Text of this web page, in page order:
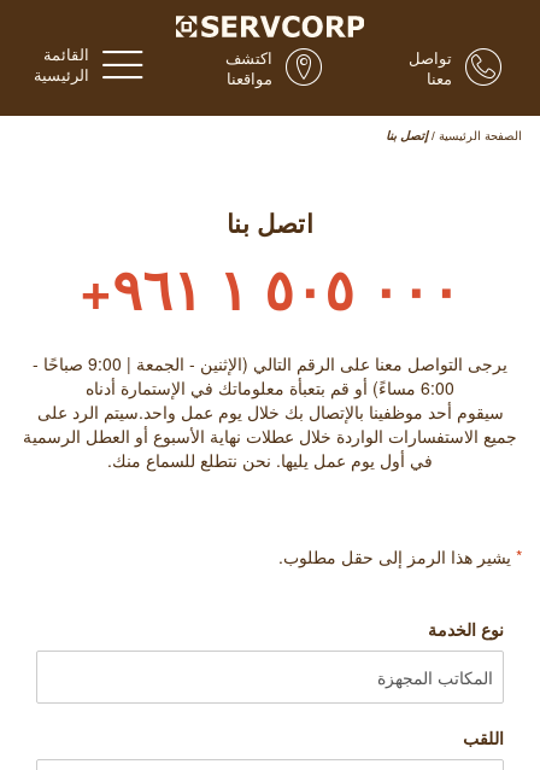
القائمة
الرئيسية
اكتشف
مواقعنا
تواصل
معنا
الصفحة الرئيسية / إتصل بنا
اتصل بنا
٠٠٠ ٥٠٥ ١ ٩٦١+
يرجى التواصل معنا على الرقم التالي (الإثنين - الجمعة | 9:00 صباحًا -
6:00 مساءً) أو قم بتعبأة معلوماتك في الإستمارة أدناه
سيقوم أحد موظفينا بالإتصال بك خلال يوم عمل واحد.سيتم الرد على
جميع الاستفسارات الواردة خلال عطلات نهاية الأسبوع أو العطل الرسمية
في أول يوم عمل يليها. نحن نتطلع للسماع منك.
* يشير هذا الرمز إلى حقل مطلوب.
نوع الخدمة
اللقب